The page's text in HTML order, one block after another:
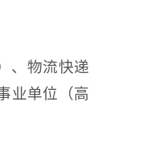
、物流快递
业单位（高